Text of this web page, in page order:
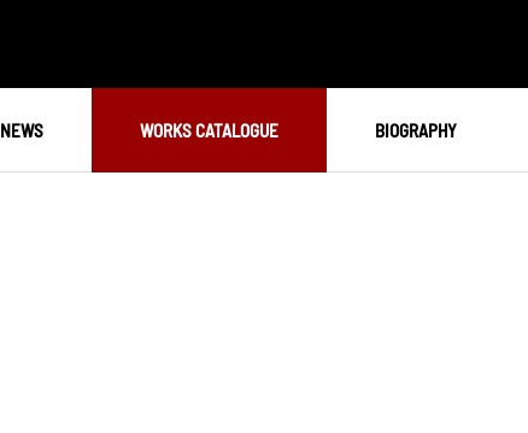
NEWS WORKS CATALOGUE BIOGRAPHY